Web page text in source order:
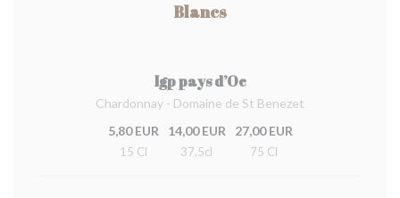
Blancs
Igp pays d’Oc
Chardonnay - Domaine de St Benezet
5,80 EUR
15 Cl
14,00 EUR
37,5cl
27,00 EUR
75 Cl